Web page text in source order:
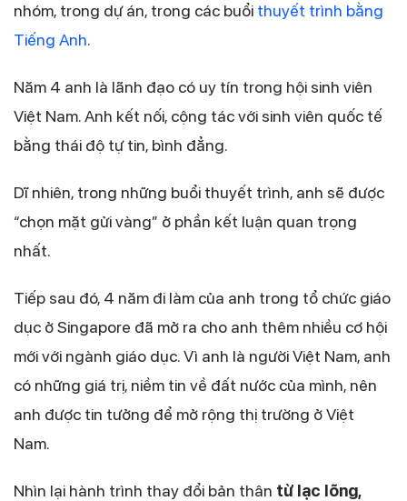
nhóm, trong dự án, trong các buổi thuyết trình bằng
Tiếng Anh.
Năm 4 anh là lãnh đạo có uy tín trong hội sinh viên
Việt Nam. Anh kết nối, cộng tác với sinh viên quốc tế
bằng thái độ tự tin, bình đẳng.
Dĩ nhiên, trong những buổi thuyết trình, anh sẽ được
“chọn mặt gửi vàng” ở phần kết luận quan trọng
nhất.
Tiếp sau đó, 4 năm đi làm của anh trong tổ chức giáo
dục ở Singapore đã mở ra cho anh thêm nhiều cơ hội
mới với ngành giáo dục. Vì anh là người Việt Nam, anh
có những giá trị, niềm tin về đất nước của mình, nên
anh được tin tưởng để mở rộng thị trường ở Việt
Nam.
Nhìn lại hành trình thay đổi bản thân từ lạc lõng,